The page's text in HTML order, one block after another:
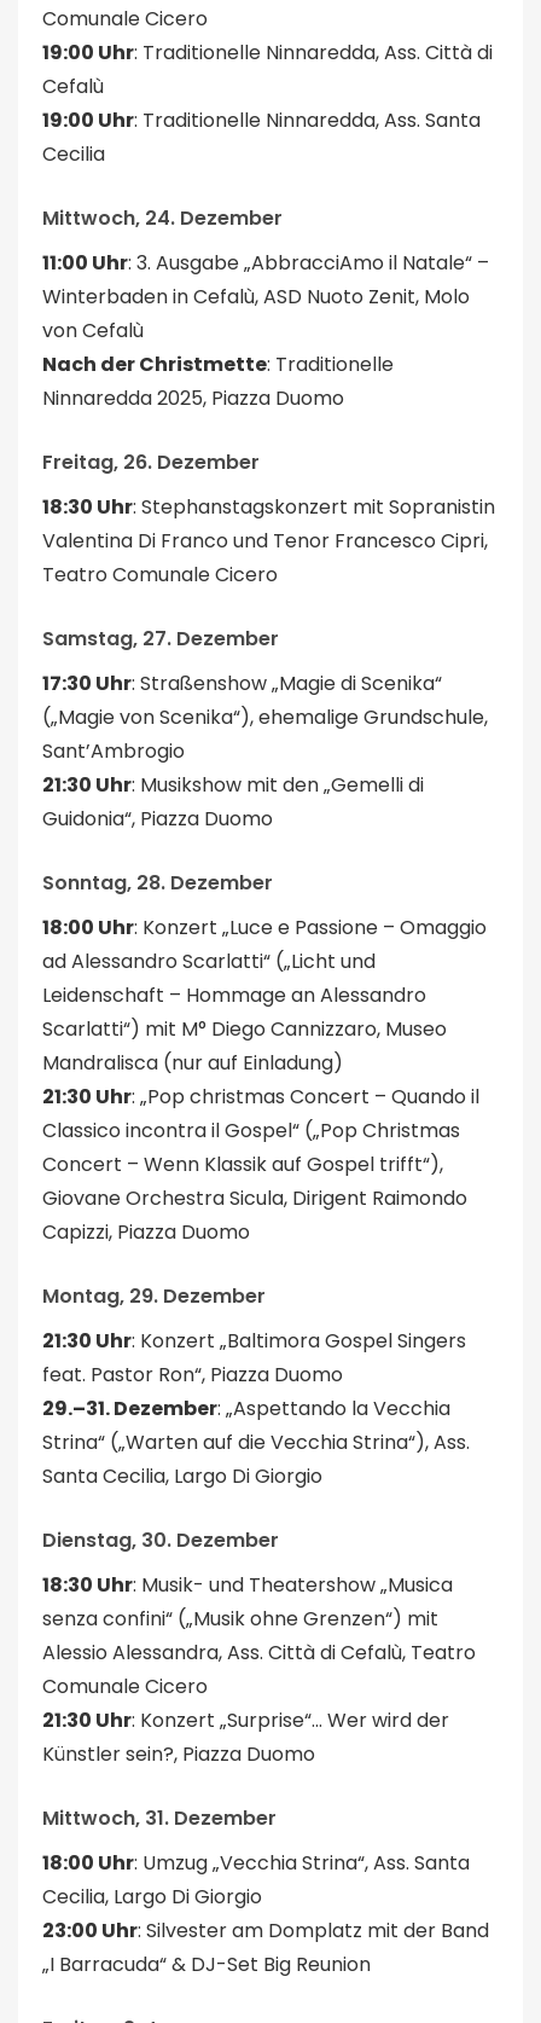
Comunale Cicero
19:00 Uhr: Traditionelle Ninnaredda, Ass. Città di
Cefalù
19:00 Uhr: Traditionelle Ninnaredda, Ass. Santa
Cecilia
Mittwoch, 24. Dezember
11:00 Uhr: 3. Ausgabe „AbbracciAmo il Natale“ –
Winterbaden in Cefalù, ASD Nuoto Zenit, Molo
von Cefalù
Nach der Christmette: Traditionelle
Ninnaredda 2025, Piazza Duomo
Freitag, 26. Dezember
18:30 Uhr: Stephanstagskonzert mit Sopranistin
Valentina Di Franco und Tenor Francesco Cipri,
Teatro Comunale Cicero
Samstag, 27. Dezember
17:30 Uhr: Straßenshow „Magie di Scenika“
(„Magie von Scenika“), ehemalige Grundschule,
Sant’Ambrogio
21:30 Uhr: Musikshow mit den „Gemelli di
Guidonia“, Piazza Duomo
Sonntag, 28. Dezember
18:00 Uhr: Konzert „Luce e Passione – Omaggio
ad Alessandro Scarlatti“ („Licht und
Leidenschaft – Hommage an Alessandro
Scarlatti“) mit M° Diego Cannizzaro, Museo
Mandralisca (nur auf Einladung)
21:30 Uhr: „Pop christmas Concert – Quando il
Classico incontra il Gospel“ („Pop Christmas
Concert – Wenn Klassik auf Gospel trifft“),
Giovane Orchestra Sicula, Dirigent Raimondo
Capizzi, Piazza Duomo
Montag, 29. Dezember
21:30 Uhr: Konzert „Baltimora Gospel Singers
feat. Pastor Ron“, Piazza Duomo
29.–31. Dezember: „Aspettando la Vecchia
Strina“ („Warten auf die Vecchia Strina“), Ass.
Santa Cecilia, Largo Di Giorgio
Dienstag, 30. Dezember
18:30 Uhr: Musik- und Theatershow „Musica
senza confini“ („Musik ohne Grenzen“) mit
Alessio Alessandra, Ass. Città di Cefalù, Teatro
Comunale Cicero
21:30 Uhr: Konzert „Surprise“… Wer wird der
Künstler sein?, Piazza Duomo
Mittwoch, 31. Dezember
18:00 Uhr: Umzug „Vecchia Strina“, Ass. Santa
Cecilia, Largo Di Giorgio
23:00 Uhr: Silvester am Domplatz mit der Band
„I Barracuda“ & DJ-Set Big Reunion